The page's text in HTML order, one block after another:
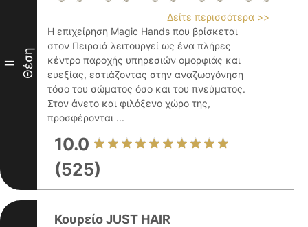
II Θέση
Δείτε περισσότερα >>
Η επιχείρηση Magic Hands που βρίσκεται
στον Πειραιά λειτουργεί ως ένα πλήρες
κέντρο παροχής υπηρεσιών ομορφιάς και
ευεξίας, εστιάζοντας στην αναζωογόνηση
τόσο του σώματος όσο και του πνεύματος.
Στον άνετο και φιλόξενο χώρο της,
προσφέρονται ...
10.0
(525)
Κουρείο JUST HAIR